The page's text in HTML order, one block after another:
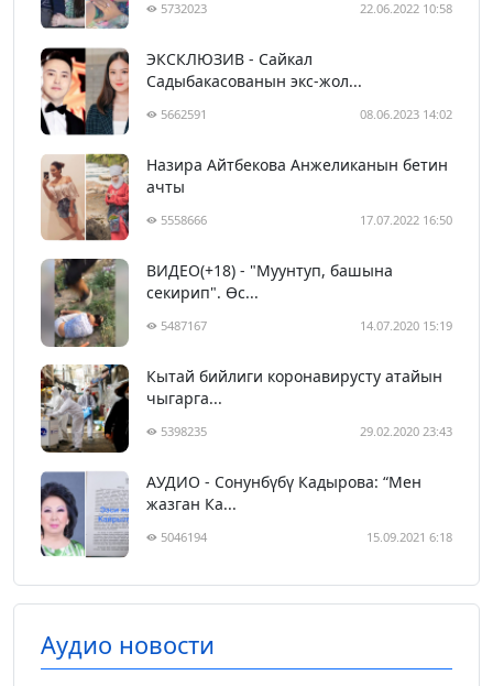
5732023 22.06.2022 10:58
ЭКСКЛЮЗИВ - Сайкал
Садыбакасованын экс-жол...
5662591 08.06.2023 14:02
Назира Айтбекова Анжеликанын бетин
ачты
5558666 17.07.2022 16:50
ВИДЕО(+18) - "Муунтуп, башына
секирип". Өс...
5487167 14.07.2020 15:19
Кытай бийлиги коронавирусту атайын
чыгарга...
5398235 29.02.2020 23:43
АУДИО - Сонунбүбү Кадырова: “Мен
жазган Ка...
5046194 15.09.2021 6:18
Аудио новости